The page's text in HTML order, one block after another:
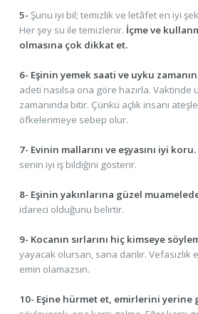
5- Şunu iyi bil; temizlik ve letâfet en iyi
Her şey su ile temizlenir. İçme ve
olmasına çok dikkat et.
6- Eşinin yemek saati ve uyku
adeti nasılsa ona göre hazırla. Vaktinde
zamanında bitir. Çünkü açlık insanı
öfkelenmeye sebep olur.
7- Evinin mallarını ve eşyasını iyi koru.
senin iyi iş bildiğini gösterir.
8- Eşinin yakınlarına güzel
idareci olduğunu belirtir.
9- Kocanın sırlarını hiç kimseye
yayacak olursan, sana darılır.
emin olamazsın.
10- Eşine hürmet et, emirlerini yerine